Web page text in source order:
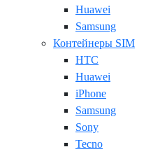
Huawei
Samsung
Контейнеры SIM
HTC
Huawei
iPhone
Samsung
Sony
Tecno